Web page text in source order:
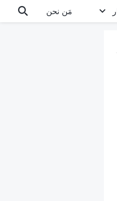
مَن نحن